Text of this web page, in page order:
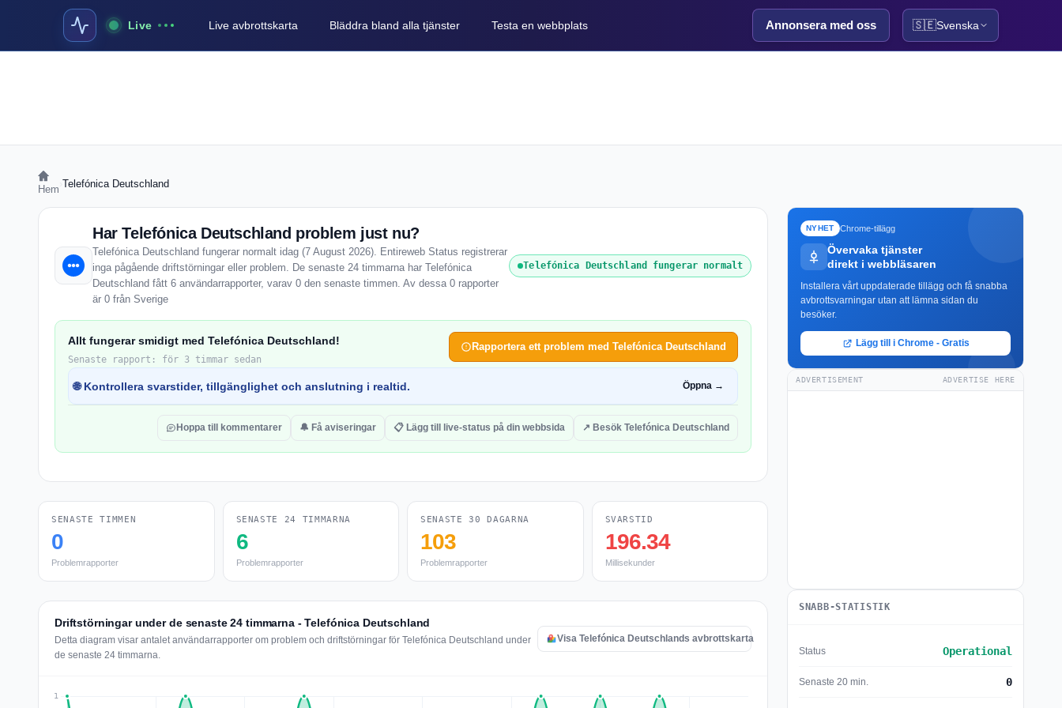
Live Live avbrottskarta Bläddra bland alla tjänster Testa en webbplats Annonsera med oss 🇸🇪Svenska
Hem Telefónica Deutschland
Har Telefónica Deutschland problem just nu?
Telefónica Deutschland fungerar normalt idag (7 August 2026). Entireweb Status registrerar
inga pågående driftstörningar eller problem. De senaste 24 timmarna har Telefónica
Deutschland fått 6 användarrapporter, varav 0 den senaste timmen. Av dessa 0 rapporter
är 0 från Sverige
Telefónica Deutschland fungerar normalt
Allt fungerar smidigt med Telefónica Deutschland!
Senaste rapport: för 3 timmar sedan
Rapportera ett problem med Telefónica Deutschland
🌐 Kontrollera svarstider, tillgänglighet och anslutning i realtid. Öppna →
Hoppa till kommentarer 🔔 Få aviseringar 📋 Lägg till live-status på din webbsida ↗ Besök Telefónica Deutschland
SENASTE TIMMEN
0
Problemrapporter
SENASTE 24 TIMMARNA
6
Problemrapporter
SENASTE 30 DAGARNA
103
Problemrapporter
SVARSTID
196.34
Millisekunder
Driftstörningar under de senaste 24 timmarna - Telefónica Deutschland
Detta diagram visar antalet användarrapporter om problem och driftstörningar för Telefónica Deutschland under
de senaste 24 timmarna.
Visa Telefónica Deutschlands avbrottskarta
NYHET Chrome-tillägg
Övervaka tjänster
direkt i webbläsaren
Installera vårt uppdaterade tillägg och få snabba
avbrottsvarningar utan att lämna sidan du
besöker.
Lägg till i Chrome - Gratis
ADVERTISEMENT ADVERTISE HERE
SNABB-STATISTIK
Status Operational
Senaste 20 min. 0